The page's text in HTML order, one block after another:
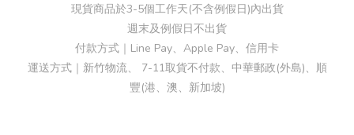
現貨商品於3-5個工作天(不含例假日)內出貨
週末及例假日不出貨
付款方式｜Line Pay、Apple Pay、信用卡
運送方式｜新竹物流、 7-11取貨不付款、中華郵政(外島)、順
豐(港、澳、新加坡)